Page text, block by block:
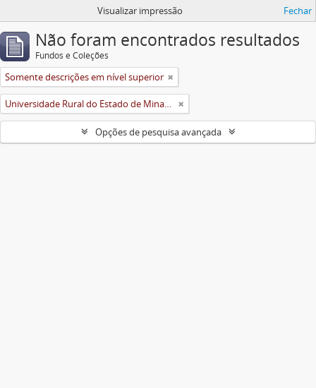
Visualizar impressão Fechar
Não foram encontrados resultados
Fundos e Coleções
Somente descrições em nível superior
Universidade Rural do Estado de Minas Gerais (Uremg)
Opções de pesquisa avançada